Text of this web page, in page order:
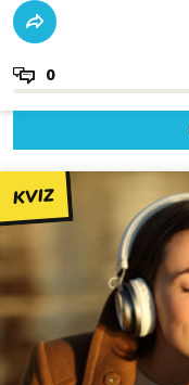
0
KVIZ